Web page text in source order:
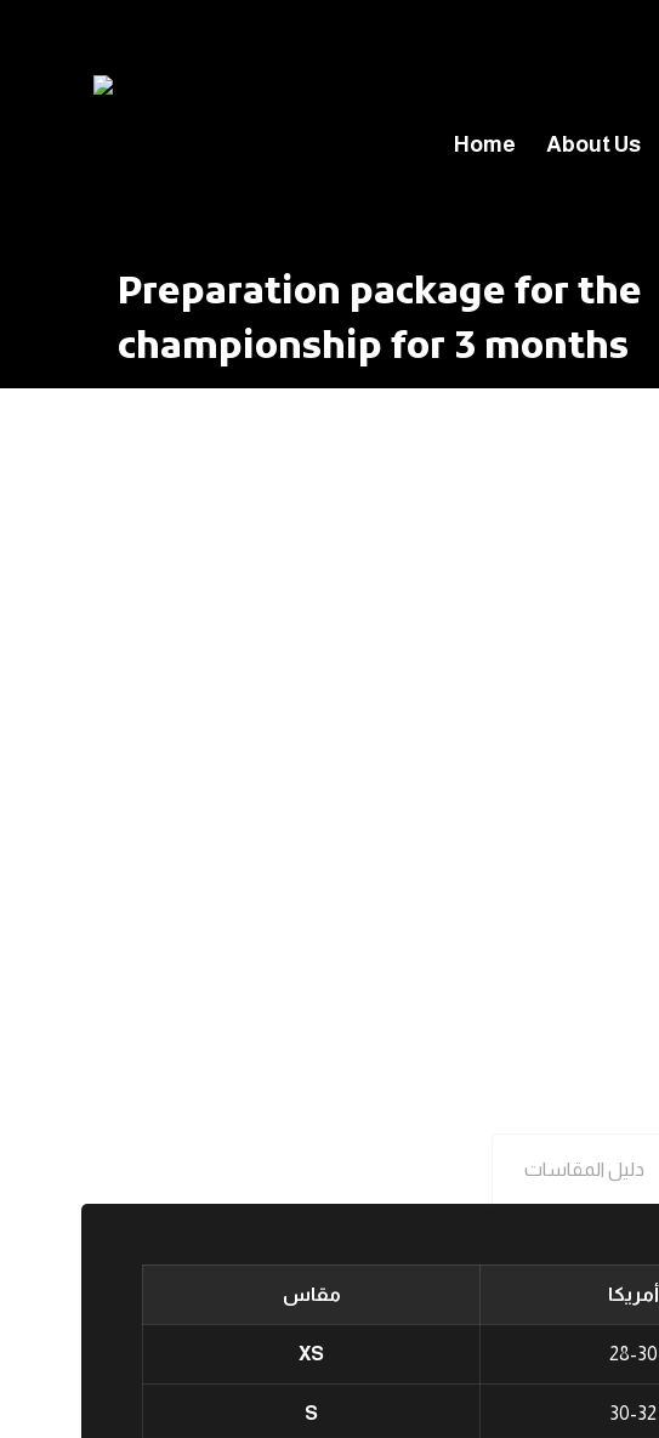
Home About Us
Preparation package for the
championship for 3 months
دليل المقاسات
مقاس أمريكا
XS 28-30
S 30-32